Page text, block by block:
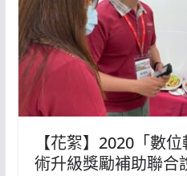
【花絮】2020「數
術升級獎勵補助聯合